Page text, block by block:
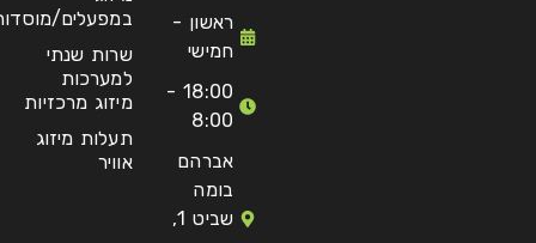
ראשון -
חמישי
18:00 -
8:00
אברהם
בומה
שביט 1,
במפעלים/
שרות שנתי
למערכות
מיזוג מרכזיות
תעלות מיזוג
אוויר